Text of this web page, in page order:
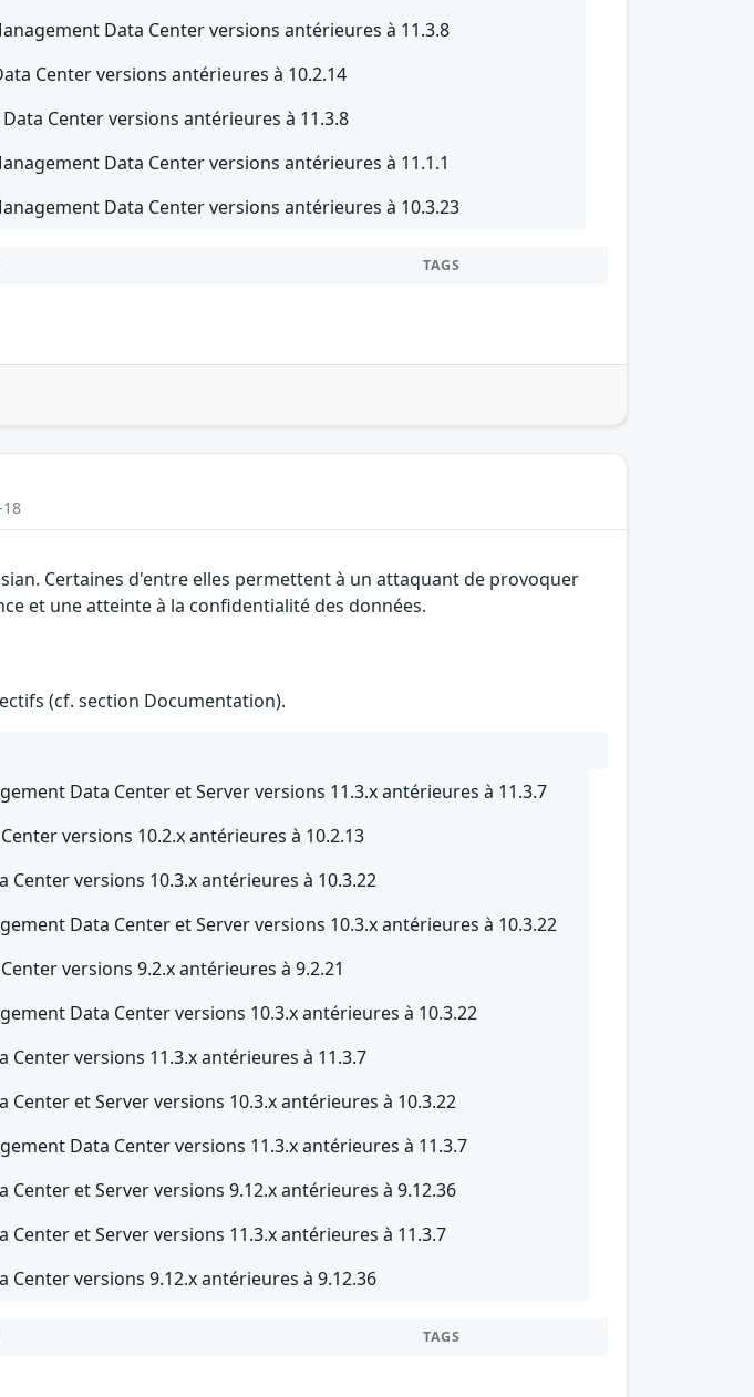
Data Center versions antérieures à 11.3.8
Center versions antérieures à 10.2.14
Center versions antérieures à 11.3.8
Data Center versions antérieures à 11.1.1
Data Center versions antérieures à 10.3.23
TAGS
Certaines d'entre elles permettent à un attaquant de provoquer
et une atteinte à la confidentialité des données.
(cf. section Documentation).
Data Center et Server versions 11.3.x antérieures à 11.3.7
versions 10.2.x antérieures à 10.2.13
Center versions 10.3.x antérieures à 10.3.22
Data Center et Server versions 10.3.x antérieures à 10.3.22
versions 9.2.x antérieures à 9.2.21
Data Center versions 10.3.x antérieures à 10.3.22
Center versions 11.3.x antérieures à 11.3.7
Center et Server versions 10.3.x antérieures à 10.3.22
Data Center versions 11.3.x antérieures à 11.3.7
Center et Server versions 9.12.x antérieures à 9.12.36
Center et Server versions 11.3.x antérieures à 11.3.7
Center versions 9.12.x antérieures à 9.12.36
TAGS